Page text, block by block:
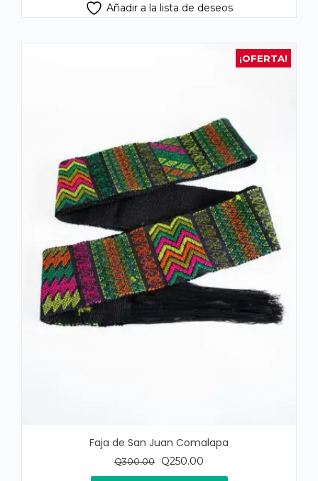
Añadir a la lista de deseos
¡OFERTA!
Faja de San Juan Comalapa
Q300.00
El
precio
Q250.00
precio